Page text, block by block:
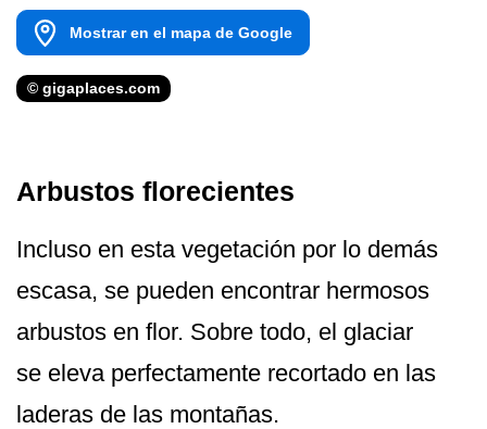
Mostrar en el mapa de Google
© gigaplaces.com
Arbustos florecientes
Incluso en esta vegetación por lo demás
escasa, se pueden encontrar hermosos
arbustos en flor. Sobre todo, el glaciar
se eleva perfectamente recortado en las
laderas de las montañas.